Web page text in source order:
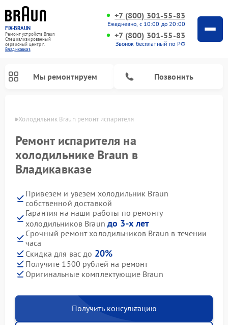
FIX-BRAUN
Ремонт устройств Braun
Специализированный
cервисный центр г.
Владикавказ
+7 (800) 301-55-83
Ежедневно, с 10:00 до 20:00
+7 (800) 301-55-83
Звонок бесплатный по РФ
Мы ремонтируем Позвонить
Холодильник Braun ремонт испарителя
Ремонт испарителя на
холодильнике Braun в
Владикавказе
Привезем и увезем холодильник Braun
собственной доставкой
Гарантия на наши работы по ремонту
холодильников Braunдо 3-х лет
Срочный ремонт холодильников Braun в течении
часа
Скидка для вас до 20%
Получите 1500 рублей на ремонт
Оригинальные комплектующие Braun
Получить консультацию